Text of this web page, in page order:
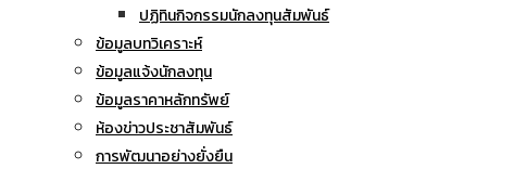
ปฏิทินกิจกรรมนักลงทุนสัมพันธ์
ข้อมูลบทวิเคราะห์
ข้อมูลแจ้งนักลงทุน
ข้อมูลราคาหลักทรัพย์
ห้องข่าวประชาสัมพันธ์
การพัฒนาอย่างยั่งยืน